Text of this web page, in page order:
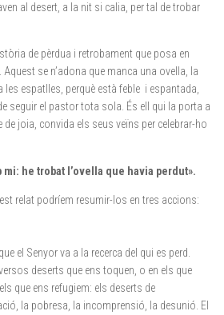
al desert, a la nit si calia, per tal de trobar
de pèrdua i retrobament que posa en
se n’adona que manca una ovella, la
les espatlles, perquè està feble i espantada,
seguir el pastor tota sola. És ell qui la porta a
de joia, convida els seus veïns per celebrar-ho
he trobat l’ovella que havia perdut».
relat podríem resumir-los en tres accions:
el Senyor va a la recerca del qui es perd.
deserts que ens toquen, o en els que
que ens refugiem: els deserts de
la pobresa, la incomprensió, la desunió. El